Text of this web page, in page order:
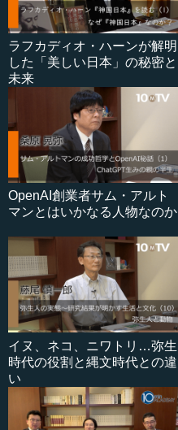
ラフカディオ・ハーンが解明
した「美しい日本」の秘密と
未来
OpenAI創業者サム・アルト
マンとはいかなる人物なのか
イヌ、ネコ、ニワトリ…弥生
時代の役割と縄文時代との違
い